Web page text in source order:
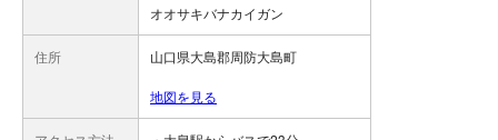
オオサキバナカイガン
住所 山口県大島郡周防大島町
地図を見る